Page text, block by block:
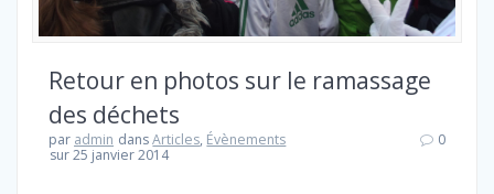
Retour en photos sur le ramassage
des déchets
par admin dansArticles, Évènements
sur 25 janvier 2014
0